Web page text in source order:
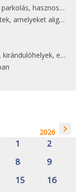
hasznos infók
alig ismer valaki
események
2026 navigate_next
1
2
8
9
15
16